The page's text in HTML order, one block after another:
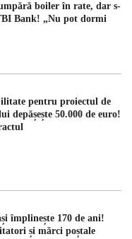
boiler în rate, dar s-
Bank! „Nu pot dormi
pentru proiectul de
depășește 50.000 de euro!
împlinește 170 de ani!
și mărci poștale